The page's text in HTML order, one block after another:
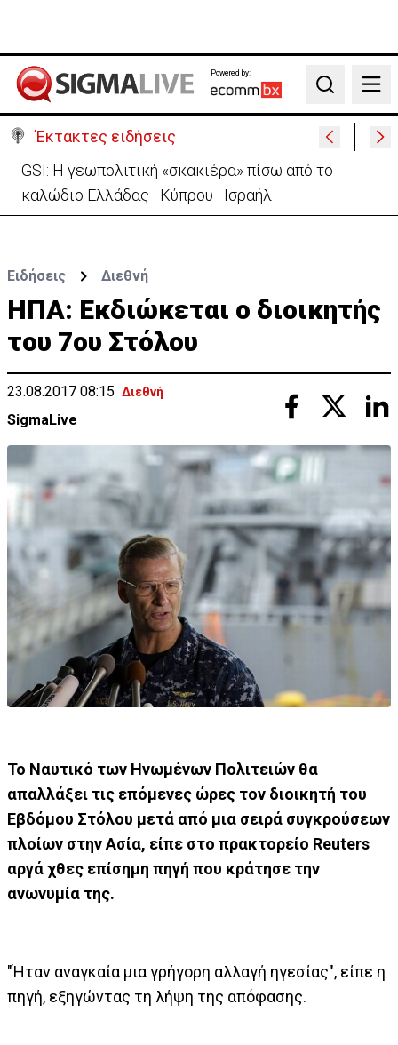
Powered by:
Search
Έκτακτες ειδήσεις
GSI: Η γεωπολιτική «σκακιέρα» πίσω από το
καλώδιο Ελλάδας–Κύπρου–Ισραήλ
Ειδήσεις Διεθνή
ΗΠΑ: Εκδιώκεται ο διοικητής
του 7ου Στόλου
23.08.2017 08:15 Διεθνή
SigmaLive
Το Ναυτικό των Ηνωμένων Πολιτειών θα
απαλλάξει τις επόμενες ώρες τον διοικητή του
Εβδόμου Στόλου μετά από μια σειρά συγκρούσεων
πλοίων στην Ασία, είπε στο πρακτορείο Reuters
αργά χθες επίσημη πηγή που κράτησε την
ανωνυμία της.
"Ήταν αναγκαία μια γρήγορη αλλαγή ηγεσίας", είπε η
πηγή, εξηγώντας τη λήψη της απόφασης.